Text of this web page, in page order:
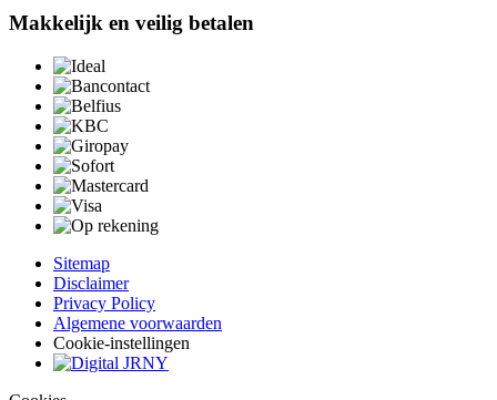
Makkelijk en veilig betalen
Sitemap
Disclaimer
Privacy Policy
Algemene voorwaarden
Cookie-instellingen